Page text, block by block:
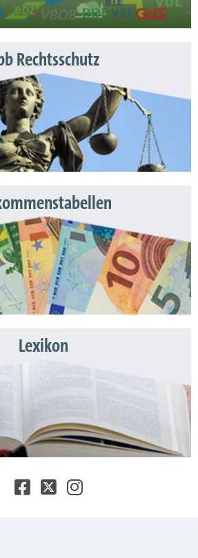
Rechtsschutz
Lexikon